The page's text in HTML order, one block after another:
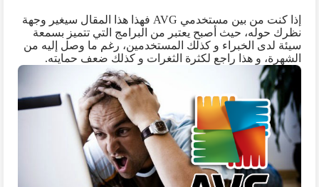
إذا كنت من بين مستخدمي AVG فهذا هذا المقال سيغير وجهة
نظرك حوله، حيث أصبح يعتبر من البرامج التي تتميز بسمعة
سيئة لدى الخبراء و كذلك المستخدمين، رغم ما وصل إليه من
الشهرة، و هذا راجع لكثرة الثغرات و كذلك ضعف حمايته.